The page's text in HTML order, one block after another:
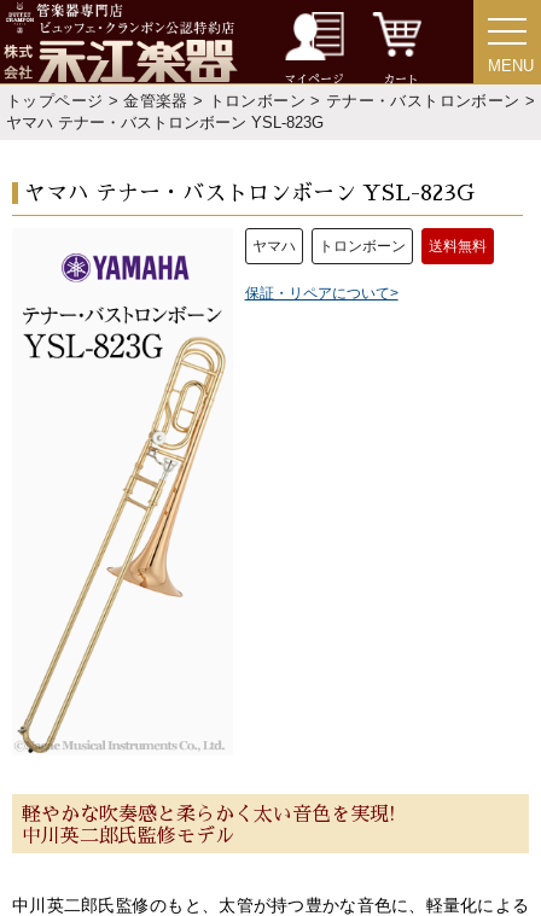
マイページ カート
MENU
MENU
トップページ >金管楽器 > トロンボーン > テナー・バストロンボーン >
ヤマハ テナー・バストロンボーン YSL-823G
ヤマハ テナー・バストロンボーン YSL-823G
ヤマハ トロンボーン 送料無料
保証・リペアについて>
軽やかな吹奏感と柔らかく太い音色を実現!
中川英二郎氏監修モデル
中川英二郎氏監修のもと、太管が持つ豊かな音色に、軽量化による